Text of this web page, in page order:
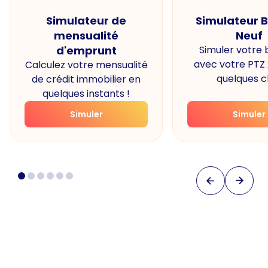
Simulateur de
mensualité
d'emprunt
Calculez votre mensualité
de crédit immobilier en
quelques instants !
Simuler
Simulateur
Neuf
Simuler votre
avec votre PTZ
quelques
Simuler